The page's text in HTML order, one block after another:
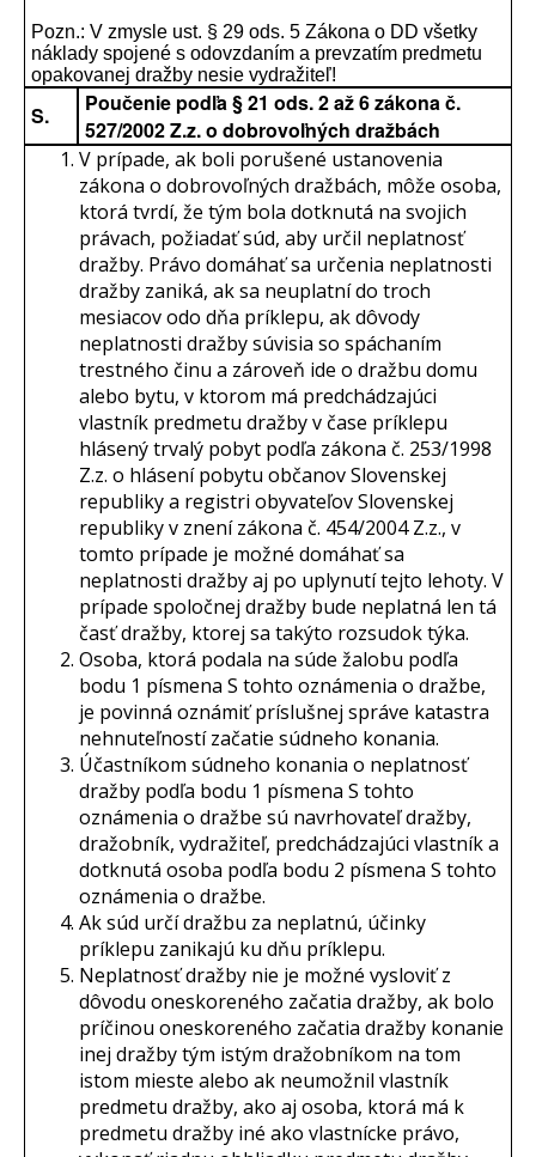
Pozn.: V zmysle ust. § 29 ods. 5 Zákona o DD všetky
náklady spojené s odovzdaním a prevzatím predmetu
opakovanej dražby nesie vydražiteľ!
S.
Poučenie podľa § 21 ods. 2 až 6 zákona č.
527/2002 Z.z. o dobrovoľných dražbách
V prípade, ak boli porušené ustanovenia
zákona o dobrovoľných dražbách, môže osoba,
ktorá tvrdí, že tým bola dotknutá na svojich
právach, požiadať súd, aby určil neplatnosť
dražby. Právo domáhať sa určenia neplatnosti
dražby zaniká, ak sa neuplatní do troch
mesiacov odo dňa príklepu, ak dôvody
neplatnosti dražby súvisia so spáchaním
trestného činu a zároveň ide o dražbu domu
alebo bytu, v ktorom má predchádzajúci
vlastník predmetu dražby v čase príklepu
hlásený trvalý pobyt podľa zákona č. 253/1998
Z.z. o hlásení pobytu občanov Slovenskej
republiky a registri obyvateľov Slovenskej
republiky v znení zákona č. 454/2004 Z.z., v
tomto prípade je možné domáhať sa
neplatnosti dražby aj po uplynutí tejto lehoty. V
prípade spoločnej dražby bude neplatná len tá
časť dražby, ktorej sa takýto rozsudok týka.
Osoba, ktorá podala na súde žalobu podľa
bodu 1 písmena S tohto oznámenia o dražbe,
je povinná oznámiť príslušnej správe katastra
nehnuteľností začatie súdneho konania.
Účastníkom súdneho konania o neplatnosť
dražby podľa bodu 1 písmena S tohto
oznámenia o dražbe sú navrhovateľ dražby,
dražobník, vydražiteľ, predchádzajúci vlastník a
dotknutá osoba podľa bodu 2 písmena S tohto
oznámenia o dražbe.
Ak súd určí dražbu za neplatnú, účinky
príklepu zanikajú ku dňu príklepu.
Neplatnosť dražby nie je možné vysloviť z
dôvodu oneskoreného začatia dražby, ak bolo
príčinou oneskoreného začatia dražby konanie
inej dražby tým istým dražobníkom na tom
istom mieste alebo ak neumožnil vlastník
predmetu dražby, ako aj osoba, ktorá má k
predmetu dražby iné ako vlastnícke právo,